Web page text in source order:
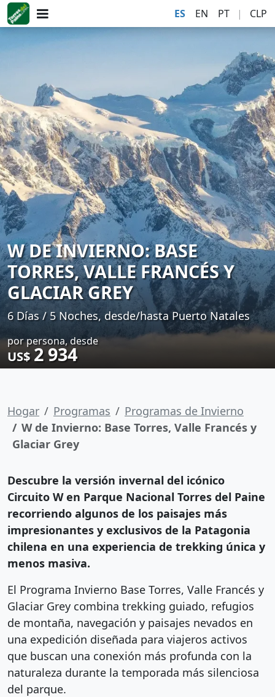
ES EN PT | CLP
W DE INVIERNO: BASE
TORRES, VALLE FRANCÉS Y
GLACIAR GREY
6 Días / 5 Noches, desde/hasta Puerto Natales
por persona, desde
US$2 934
Hogar Programas
Programas de Invierno
W de Invierno: Base Torres, Valle Francés y
Glaciar Grey
Descubre la versión invernal del icónico
Circuito W en Parque Nacional Torres del Paine
recorriendo algunos de los paisajes más
impresionantes y exclusivos de la Patagonia
chilena en una experiencia de trekking única y
menos masiva.
El Programa Invierno Base Torres, Valle Francés y
Glaciar Grey combina trekking guiado, refugios
de montaña, navegación y paisajes nevados en
una expedición diseñada para viajeros activos
que buscan una conexión más profunda con la
naturaleza durante la temporada más silenciosa
del parque.